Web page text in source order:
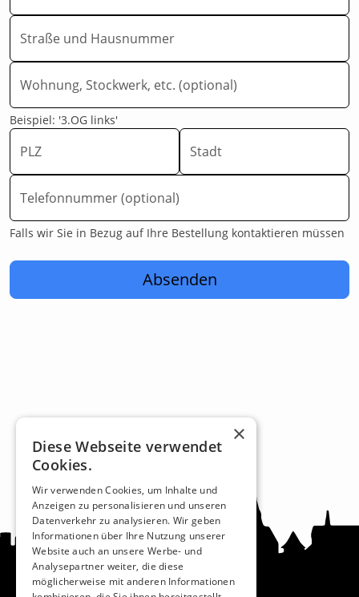
Straße und Hausnummer
Wohnung, Stockwerk, etc. (optional)
Beispiel: '3.OG links'
PLZ Stadt
Telefonnummer (optional)
Falls wir Sie in Bezug auf Ihre Bestellung kontaktieren müssen
Absenden
×
Diese Webseite verwendet
Cookies.
Wir verwenden Cookies, um Inhalte und
Anzeigen zu personalisieren und unseren
Datenverkehr zu analysieren. Wir geben
Informationen über Ihre Nutzung unserer
Website auch an unsere Werbe- und
Analysepartner weiter, die diese
möglicherweise mit anderen Informationen